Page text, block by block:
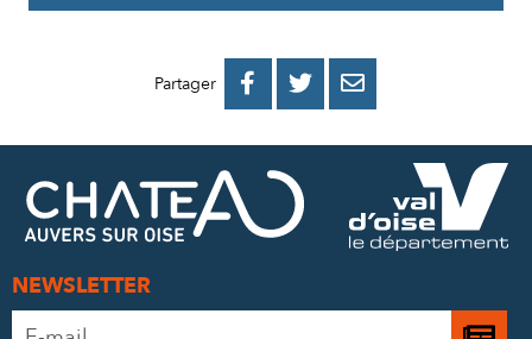
Partager 
PARTAGER
FACEBOOK
PARTAGER
PARTAGER
MAIL
NEWSLETTER
Adresse